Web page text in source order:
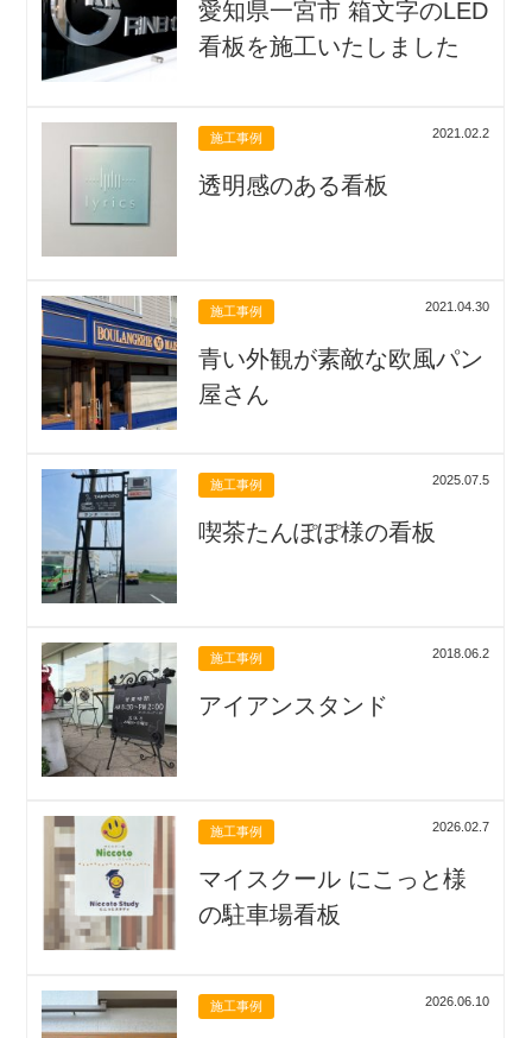
愛知県一宮市 箱文字のLED
看板を施工いたしました
施工事例 2021.02.2
透明感のある看板
施工事例 2021.04.30
青い外観が素敵な欧風パン
屋さん
施工事例 2025.07.5
喫茶たんぽぽ様の看板
施工事例 2018.06.2
アイアンスタンド
施工事例 2026.02.7
マイスクール にこっと様
の駐車場看板
施工事例 2026.06.10